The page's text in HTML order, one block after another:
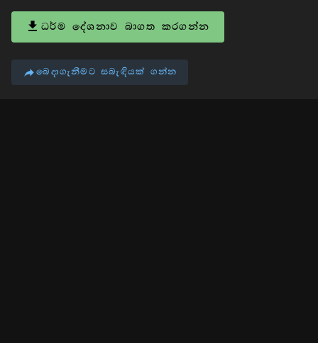
ධර්ම දේශනාව බාගත කරගන්න
බෙදාගැනීමට සබැඳියක් ගන්න